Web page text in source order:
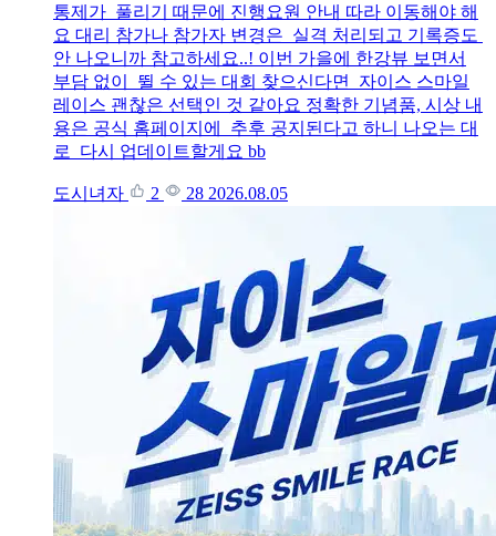
통제가 풀리기 때문에 진행요원 안내 따라 이동해야 해
요 대리 참가나 참가자 변경은 실격 처리되고 기록증도
안 나오니까 참고하세요..! 이번 가을에 한강뷰 보면서
부담 없이 뛸 수 있는 대회 찾으신다면 자이스 스마일
레이스 괜찮은 선택인 것 같아요 정확한 기념품, 시상 내
용은 공식 홈페이지에 추후 공지된다고 하니 나오는 대
로 다시 업데이트할게요 bb
도시녀자 2 28 2026.08.05